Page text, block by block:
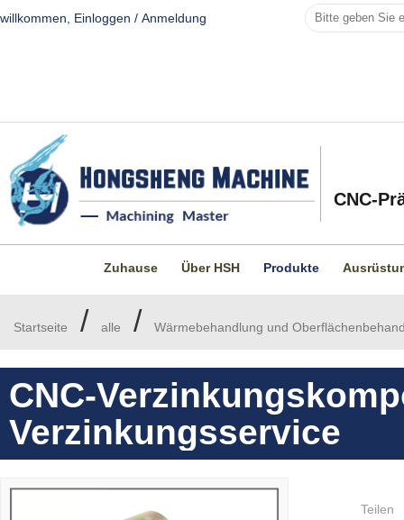
willkommen, Einloggen / Anmeldung
CNC-
Zuhause Über HSH Produkte
Startseite / alle / Wärmebehandlung und
CNC-
Verzinkungsservice
Teilen